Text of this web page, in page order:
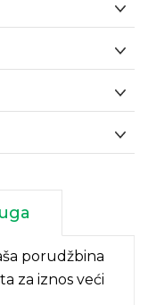
porudžbina
za iznos veći